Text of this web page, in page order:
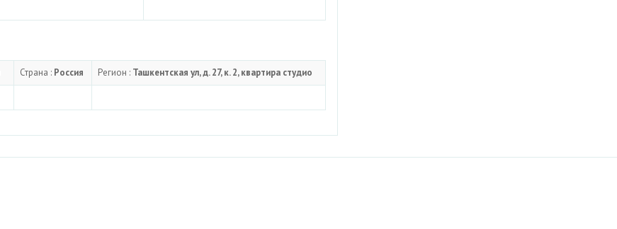
Страна : Россия Регион : Ташкентская ул, д. 27, к. 2, квартира студио